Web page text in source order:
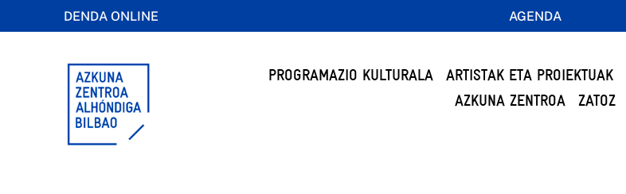
DENDA ONLINE AGENDA
PROGRAMAZIO KULTURALA ARTISTAK ETA PROIEKTUAK
AZKUNA ZENTROA
ZATOZ